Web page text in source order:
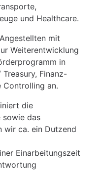
und Healthcare.
mit
Weiterentwicklung
in
Finanz-
Controlling an.
die
sowie das
wir ca. ein Dutzend
Einarbeitungszeit